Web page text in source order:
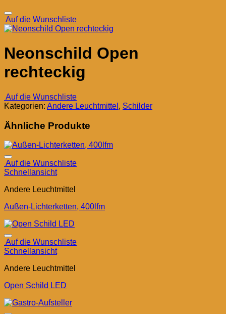
Auf die Wunschliste
Neonschild Open
rechteckig
Auf die Wunschliste
Kategorien: Andere Leuchtmittel , Schilder
Ähnliche Produkte
Auf die Wunschliste
Schnellansicht
Andere Leuchtmittel
Außen-Lichterketten, 400lfm
Auf die Wunschliste
Schnellansicht
Andere Leuchtmittel
Open Schild LED